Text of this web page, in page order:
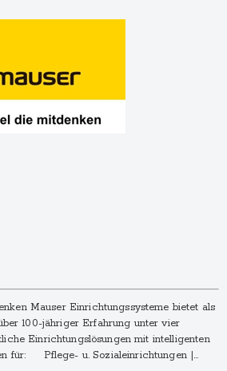
Mauser Einrichtungs­systeme bietet als
100-jähriger Erfahrung unter vier
Einrichtungs­lösungen mit intelligenten
für: Pflege- u. Sozialeinrichtungen |…